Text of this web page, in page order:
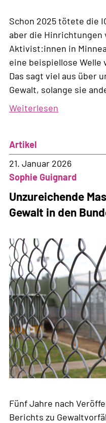
Schon 2025 tötete die
aber die Hinrichtungen
Aktivist:innen in
eine beispiellose Welle
Das sagt viel aus über
Gewalt, solange sie
Weiterlesen
Polizei
Artikel
21. Januar 2026
Sophie Guignard
Unzureichende
Gewalt in den
Fünf Jahre nach
Berichts zu